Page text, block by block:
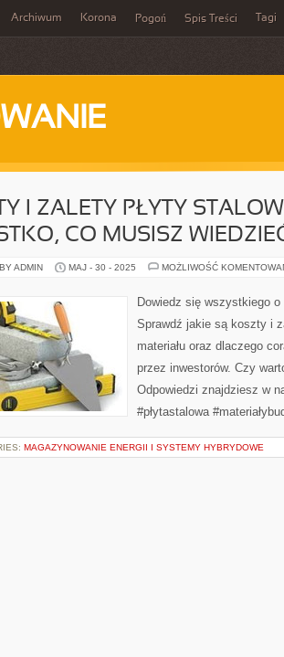
Archiwum Korona Pogoń Spis Treści Tagi
I ZALETY PŁYTY
CO MUSISZ
ADMIN MAJ - 30 - 2025 MOŻLIWOŚĆ
Dowiedz się wszystkiego
Sprawdź jakie są koszty i
materiału oraz dlaczego
przez inwestorów. Czy
Odpowiedzi znajdziesz w
#płytastalowa
MAGAZYNOWANIE ENERGII I SYSTEMY HYBRYDOWE